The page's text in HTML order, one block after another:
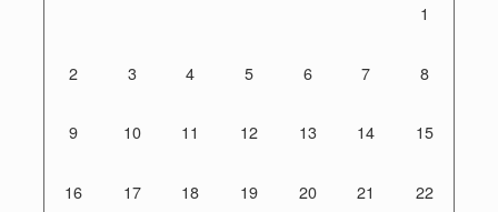
1
2 3 4 5 6 7 8
9 10 11 12 13 14 15
16 17 18 19 20 21 22